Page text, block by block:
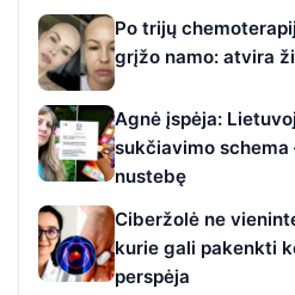
Po trijų
grįžo namo: atvira
Agnė įspėja:
sukčiavimo schema
nustebę
Ciberžolė ne
kurie gali pakenkti
perspėja